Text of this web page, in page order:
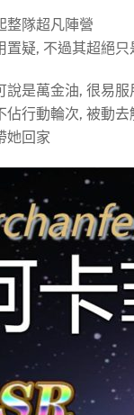
整隊超凡陣營
置疑, 不過其超絕
說是萬金油, 很易
佔行動輪次, 被動
她回家